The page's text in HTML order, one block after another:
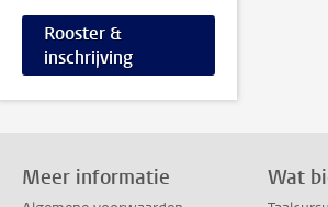
Rooster &
inschrijving
Meer informatie Wat